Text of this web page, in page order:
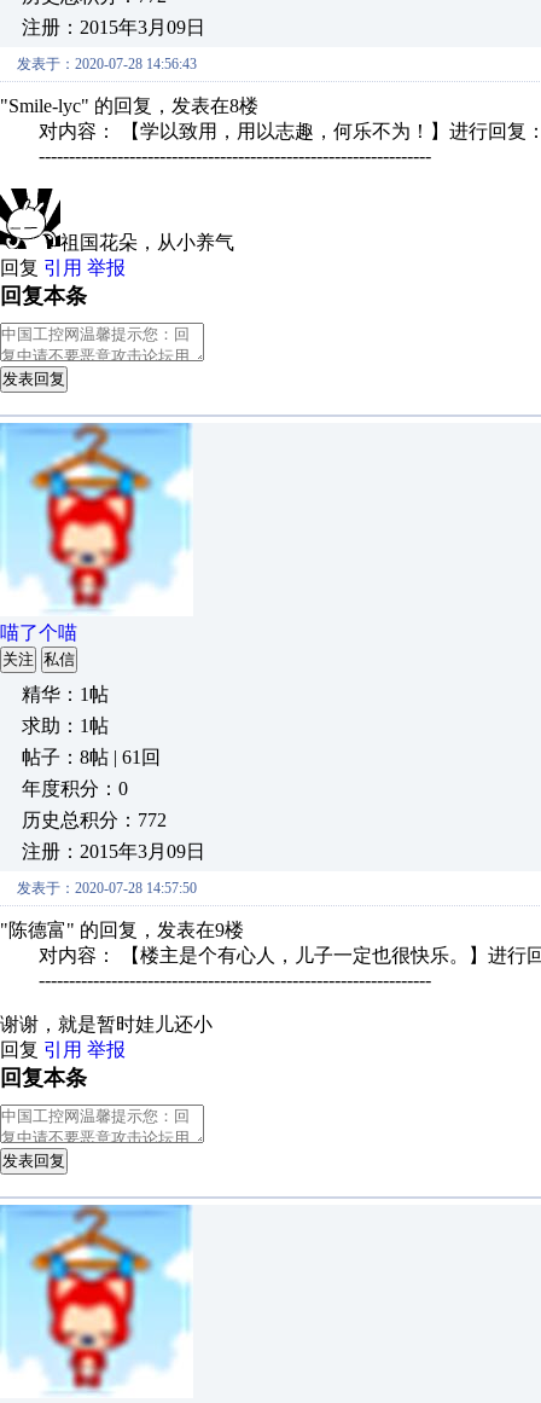
注册：2015年3月09日
发表于：2020-07-28 14:56:43
"Smile-lyc" 的回复，发表在8楼
对内容： 【学以致用，用以志趣，何乐不为！】进行回复
-----------------------------------------------------------------
祖国花朵，从小养气
回复 引用 举报
回复本条
发表回复
喵了个喵
关注 私信
精华：1帖
求助：1帖
帖子：8帖 | 61回
年度积分：0
历史总积分：772
注册：2015年3月09日
发表于：2020-07-28 14:57:50
"陈德富" 的回复，发表在9楼
对内容： 【楼主是个有心人，儿子一定也很快乐。】进行
-----------------------------------------------------------------
谢谢，就是暂时娃儿还小
回复 引用 举报
回复本条
发表回复